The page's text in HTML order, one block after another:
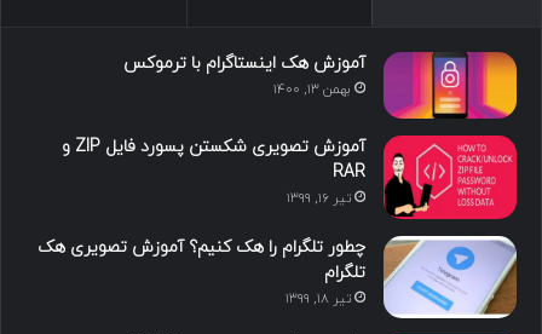
د
ی
ن
و
ت
گ
ا
ا
آموزش هک اینستاگرام با ترموکس
بهمن ۱۳, ۱۴۰۰
آموزش تصویری شکستن پسورد فایل ZIP و
RAR
تیر ۱۶, ۱۳۹۹
چطور تلگرام را هک کنیم؟ آموزش تصویری هک
تلگرام
تیر ۱۸, ۱۳۹۹